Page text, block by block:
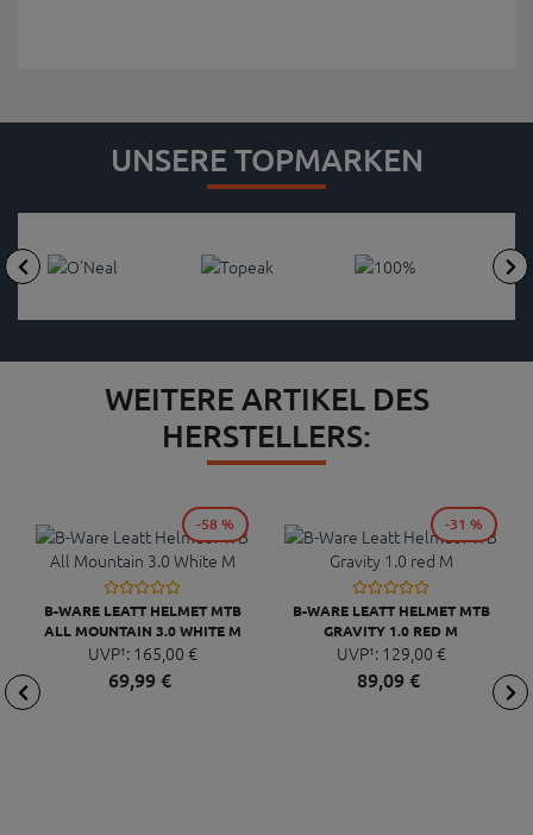
UNSERE TOPMARKEN
WEITERE ARTIKEL DES
HERSTELLERS:
B-WARE LEATT HELMET MTB
ALL MOUNTAIN 3.0 WHITE M
UVP¹: 165,00 €
69,99 €
-58 %
B-WARE LEATT HELMET MTB
GRAVITY 1.0 RED M
UVP¹: 129,00 €
89,09 €
-31 %